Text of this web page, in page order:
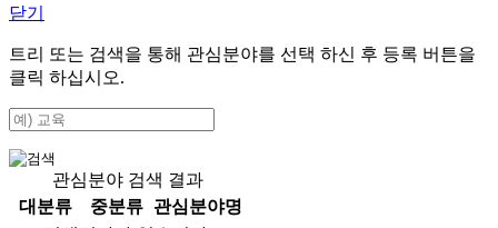
닫기
트리 또는 검색을 통해 관심분야를 선택 하신 후 등록 버튼을
클릭 하십시오.
관심분야 검색 결과
대분류
중분류
관심분야명